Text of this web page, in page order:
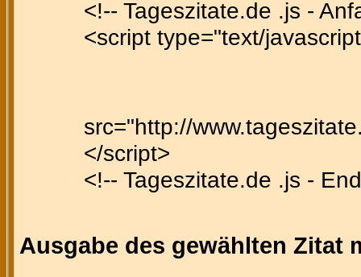
<!-- Tageszitate.de .js -
<script type="text/
src="http://
</script>
<!-- Tageszitate.de .js -
Ausgabe des gewählten Zitat